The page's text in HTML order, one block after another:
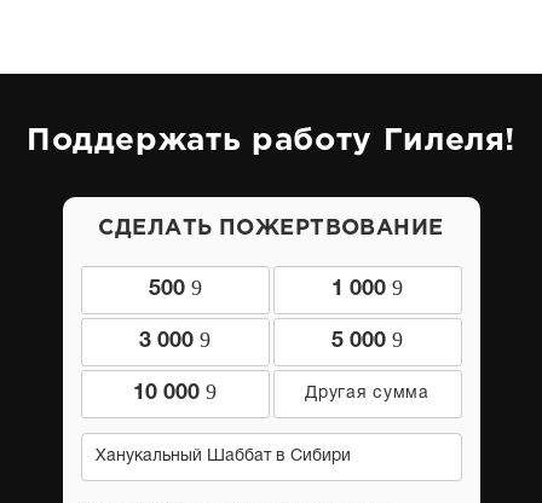
Поддержать работу Гилеля!
СДЕЛАТЬ ПОЖЕРТВОВАНИЕ
500 9 1 000 9
3 000 9 5 000 9
10 000 9
Ханукальный Шаббат в Сибири